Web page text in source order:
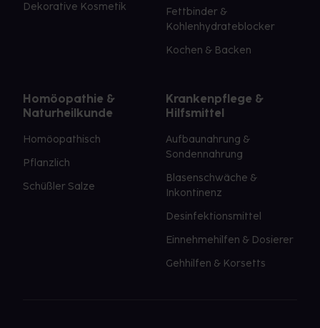
Dekorative Kosmetik
Fettbinder &
Kohlenhydrateblocker
Kochen & Backen
Homöopathie &
Naturheilkunde
Homöopathisch
Pflanzlich
Schüßler Salze
Krankenpflege &
Hilfsmittel
Aufbaunahrung &
Sondennahrung
Blasenschwäche &
Inkontinenz
Desinfektionsmittel
Einnehmehilfen & Dosierer
Gehhilfen & Korsetts